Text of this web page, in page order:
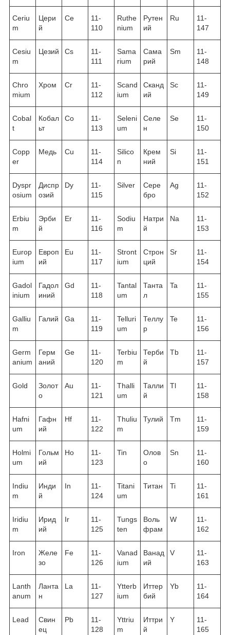
Ceriu
m
Цери
й
Ce
11-
110
Ruthe
nium
Рутен
ий
Ru
11-
147
Cesiu
m
Цезий Cs
11-
111
Sama
rium
Сама
рий
Sm
11-
148
Chro
mium
Хром Cr
11-
112
Scand
ium
Сканд
ий
Sc
11-
149
Cobal
t
Кобал
ьт
Co
11-
113
Seleni
um
Селе
н
Se
11-
150
Copp
er
Медь Cu
11-
114
Silico
n
Крем
ний
Si
11-
151
Dyspr
osium
Диспр
озий
Dy
11-
115
Silver
Сере
бро
Ag
11-
152
Erbiu
m
Эрби
й
Er
11-
116
Sodiu
m
Натри
й
Na
11-
153
Europ
ium
Европ
ий
Eu
11-
117
Stront
ium
Строн
ций
Sr
11-
154
Gadol
inium
Гадол
иний
Gd
11-
118
Tantal
um
Танта
л
Ta
11-
155
Galliu
m
Галий Ga
11-
119
Telluri
um
Теллу
р
Te
11-
156
Germ
anium
Герм
аний
Ge
11-
120
Terbiu
m
Терби
й
Tb
11-
157
Gold
Золот
о
Au
11-
121
Thalli
um
Талли
й
Tl
11-
158
Hafni
um
Гафн
ий
Hf
11-
122
Thuliu
m
Тулий Tm
11-
159
Holmi
um
Гольм
ий
Ho
11-
123
Tin
Олов
о
Sn
11-
160
Indiu
m
Инди
й
In
11-
124
Titani
um
Титан Ti
11-
161
Iridiu
m
Ирид
ий
Ir
11-
125
Tungs
ten
Воль
фрам
W
11-
162
Iron
Желе
зо
Fe
11-
126
Vanad
ium
Ванад
ий
V
11-
163
Lanth
anum
Ланта
н
La
11-
127
Ytterb
ium
Иттер
бий
Yb
11-
164
Lead
Свин
ец
Pb
11-
128
Yttriu
m
Иттри
й
Y
11-
165